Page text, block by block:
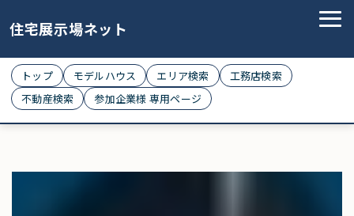
住宅展示場ネット
トップ モデルハウス エリア検索
工務店検索
不動産検索
参加企業様 専用ページ